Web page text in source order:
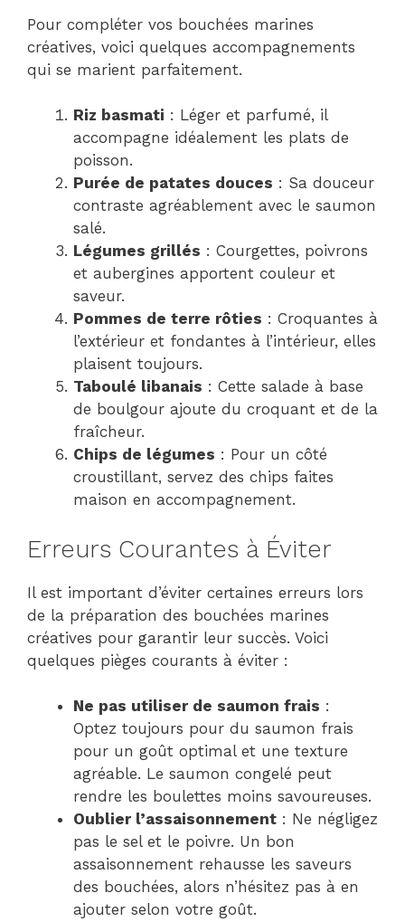
Pour compléter vos bouchées marines
créatives, voici quelques accompagnements
qui se marient parfaitement.
Riz basmati : Léger et parfumé, il
accompagne idéalement les plats de
poisson.
Purée de patates douces : Sa douceur
contraste agréablement avec le saumon
salé.
Légumes grillés : Courgettes, poivrons
et aubergines apportent couleur et
saveur.
Pommes de terre rôties : Croquantes à
l’extérieur et fondantes à l’intérieur, elles
plaisent toujours.
Taboulé libanais : Cette salade à base
de boulgour ajoute du croquant et de la
fraîcheur.
Chips de légumes : Pour un côté
croustillant, servez des chips faites
maison en accompagnement.
Erreurs Courantes à Éviter
Il est important d’éviter certaines erreurs lors
de la préparation des bouchées marines
créatives pour garantir leur succès. Voici
quelques pièges courants à éviter :
Ne pas utiliser de saumon frais :
Optez toujours pour du saumon frais
pour un goût optimal et une texture
agréable. Le saumon congelé peut
rendre les boulettes moins savoureuses.
Oublier l’assaisonnement : Ne négligez
pas le sel et le poivre. Un bon
assaisonnement rehausse les saveurs
des bouchées, alors n’hésitez pas à en
ajouter selon votre goût.